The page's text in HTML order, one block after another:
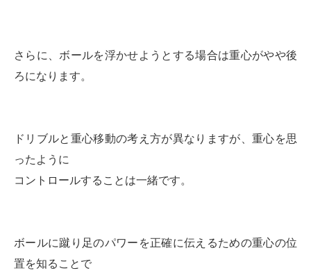
さらに、ボールを浮かせようとする場合は重心がやや後
ろになります。
ドリブルと重心移動の考え方が異なりますが、重心を思
ったように
コントロールすることは一緒です。
ボールに蹴り足のパワーを正確に伝えるための重心の位
置を知ることで